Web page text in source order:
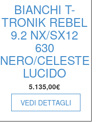
BIANCHI T-
TRONIK REBEL
9.2 NX/SX12
630
NERO/CELESTE
LUCIDO
5.135,00€
VEDI DETTAGLI